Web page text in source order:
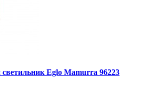
Eglo Mamurra 96223